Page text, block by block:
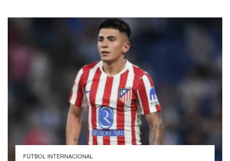
FÚTBOL INTERNACIONAL